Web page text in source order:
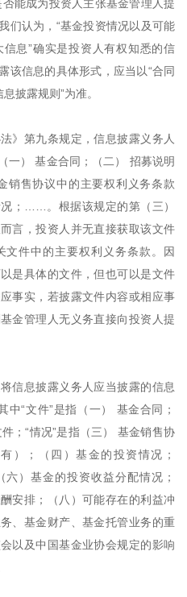
能成为投资人主张基金管理人提
们认为，“基金投资情况以及可能
息”确实是投资人有权知悉的信
该信息的具体形式，应当以“合同
披露规则”为准。
》第九条规定，信息披露义务人
一） 基金合同；（二） 招募说明
销售协议中的主要权利义务条款
；……。根据该规定的第（三）
言，投资人并无直接获取该文件
文件中的主要权利义务条款。因
是具体的文件，但也可以是文件
事实，若披露文件内容或相应事
金管理人无义务直接向投资人提
信息披露义务人应当披露的信息
中“文件”是指（一） 基金合同；
；“情况”是指（三） 基金销售协
）；（四）基金的投资情况；
六）基金的投资收益分配情况；
安排；（八）可能存在的利益冲
、基金财产、基金托管业务的重
以及中国基金业协会规定的影响